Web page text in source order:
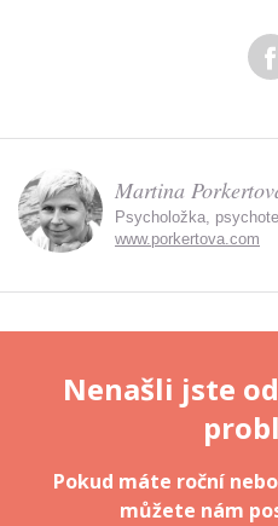
Martina
Psycholožka,
www.porkertova.com
Nenašli jste
Pokud máte roční
můžete nám